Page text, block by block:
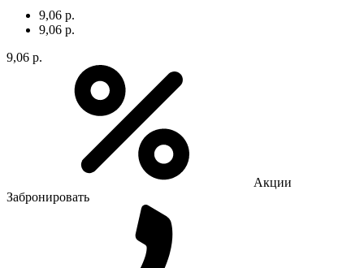
9,06 р.
9,06 р.
9,06 р.
Акции
Забронировать